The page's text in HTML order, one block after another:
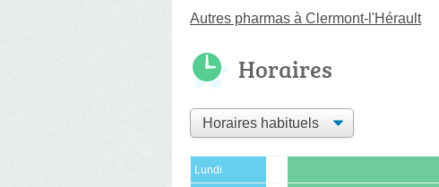
Autres pharmas à Clermont-l'Hérault
Horaires
Lundi